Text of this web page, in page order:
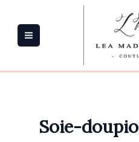
contenu
Soie-